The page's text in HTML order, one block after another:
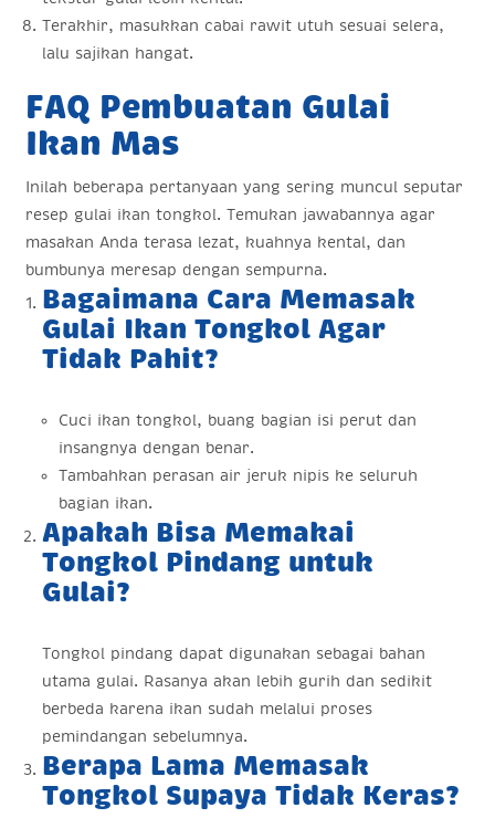
Terakhir, masukkan cabai rawit utuh sesuai selera,
lalu sajikan hangat.
FAQ Pembuatan Gulai
Ikan Mas
Inilah beberapa pertanyaan yang sering muncul seputar
resep gulai ikan tongkol. Temukan jawabannya agar
masakan Anda terasa lezat, kuahnya kental, dan
bumbunya meresap dengan sempurna.
Bagaimana Cara Memasak
Gulai Ikan Tongkol Agar
Tidak Pahit?
Cuci ikan tongkol, buang bagian isi perut dan
insangnya dengan benar.
Tambahkan perasan air jeruk nipis ke seluruh
bagian ikan.
Apakah Bisa Memakai
Tongkol Pindang untuk
Gulai?
Tongkol pindang dapat digunakan sebagai bahan
utama gulai. Rasanya akan lebih gurih dan sedikit
berbeda karena ikan sudah melalui proses
pemindangan sebelumnya.
Berapa Lama Memasak
Tongkol Supaya Tidak Keras?